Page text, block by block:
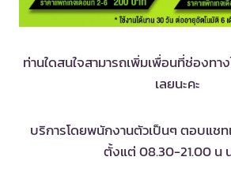
ท่านใดสนใจสามารถเพิ่มเพื่อนที่ช่องทา
เลยนะคะ
บริการโดยพนักงานตัวเป็นๆ ตอบแชท
ตั้งแต่ 08.30-21.00 น